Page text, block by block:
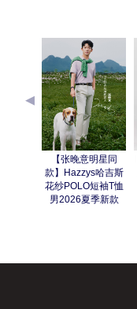
【张晚意明星同
款】Hazzys哈吉斯
花纱POLO短袖T恤
男2026夏季新款